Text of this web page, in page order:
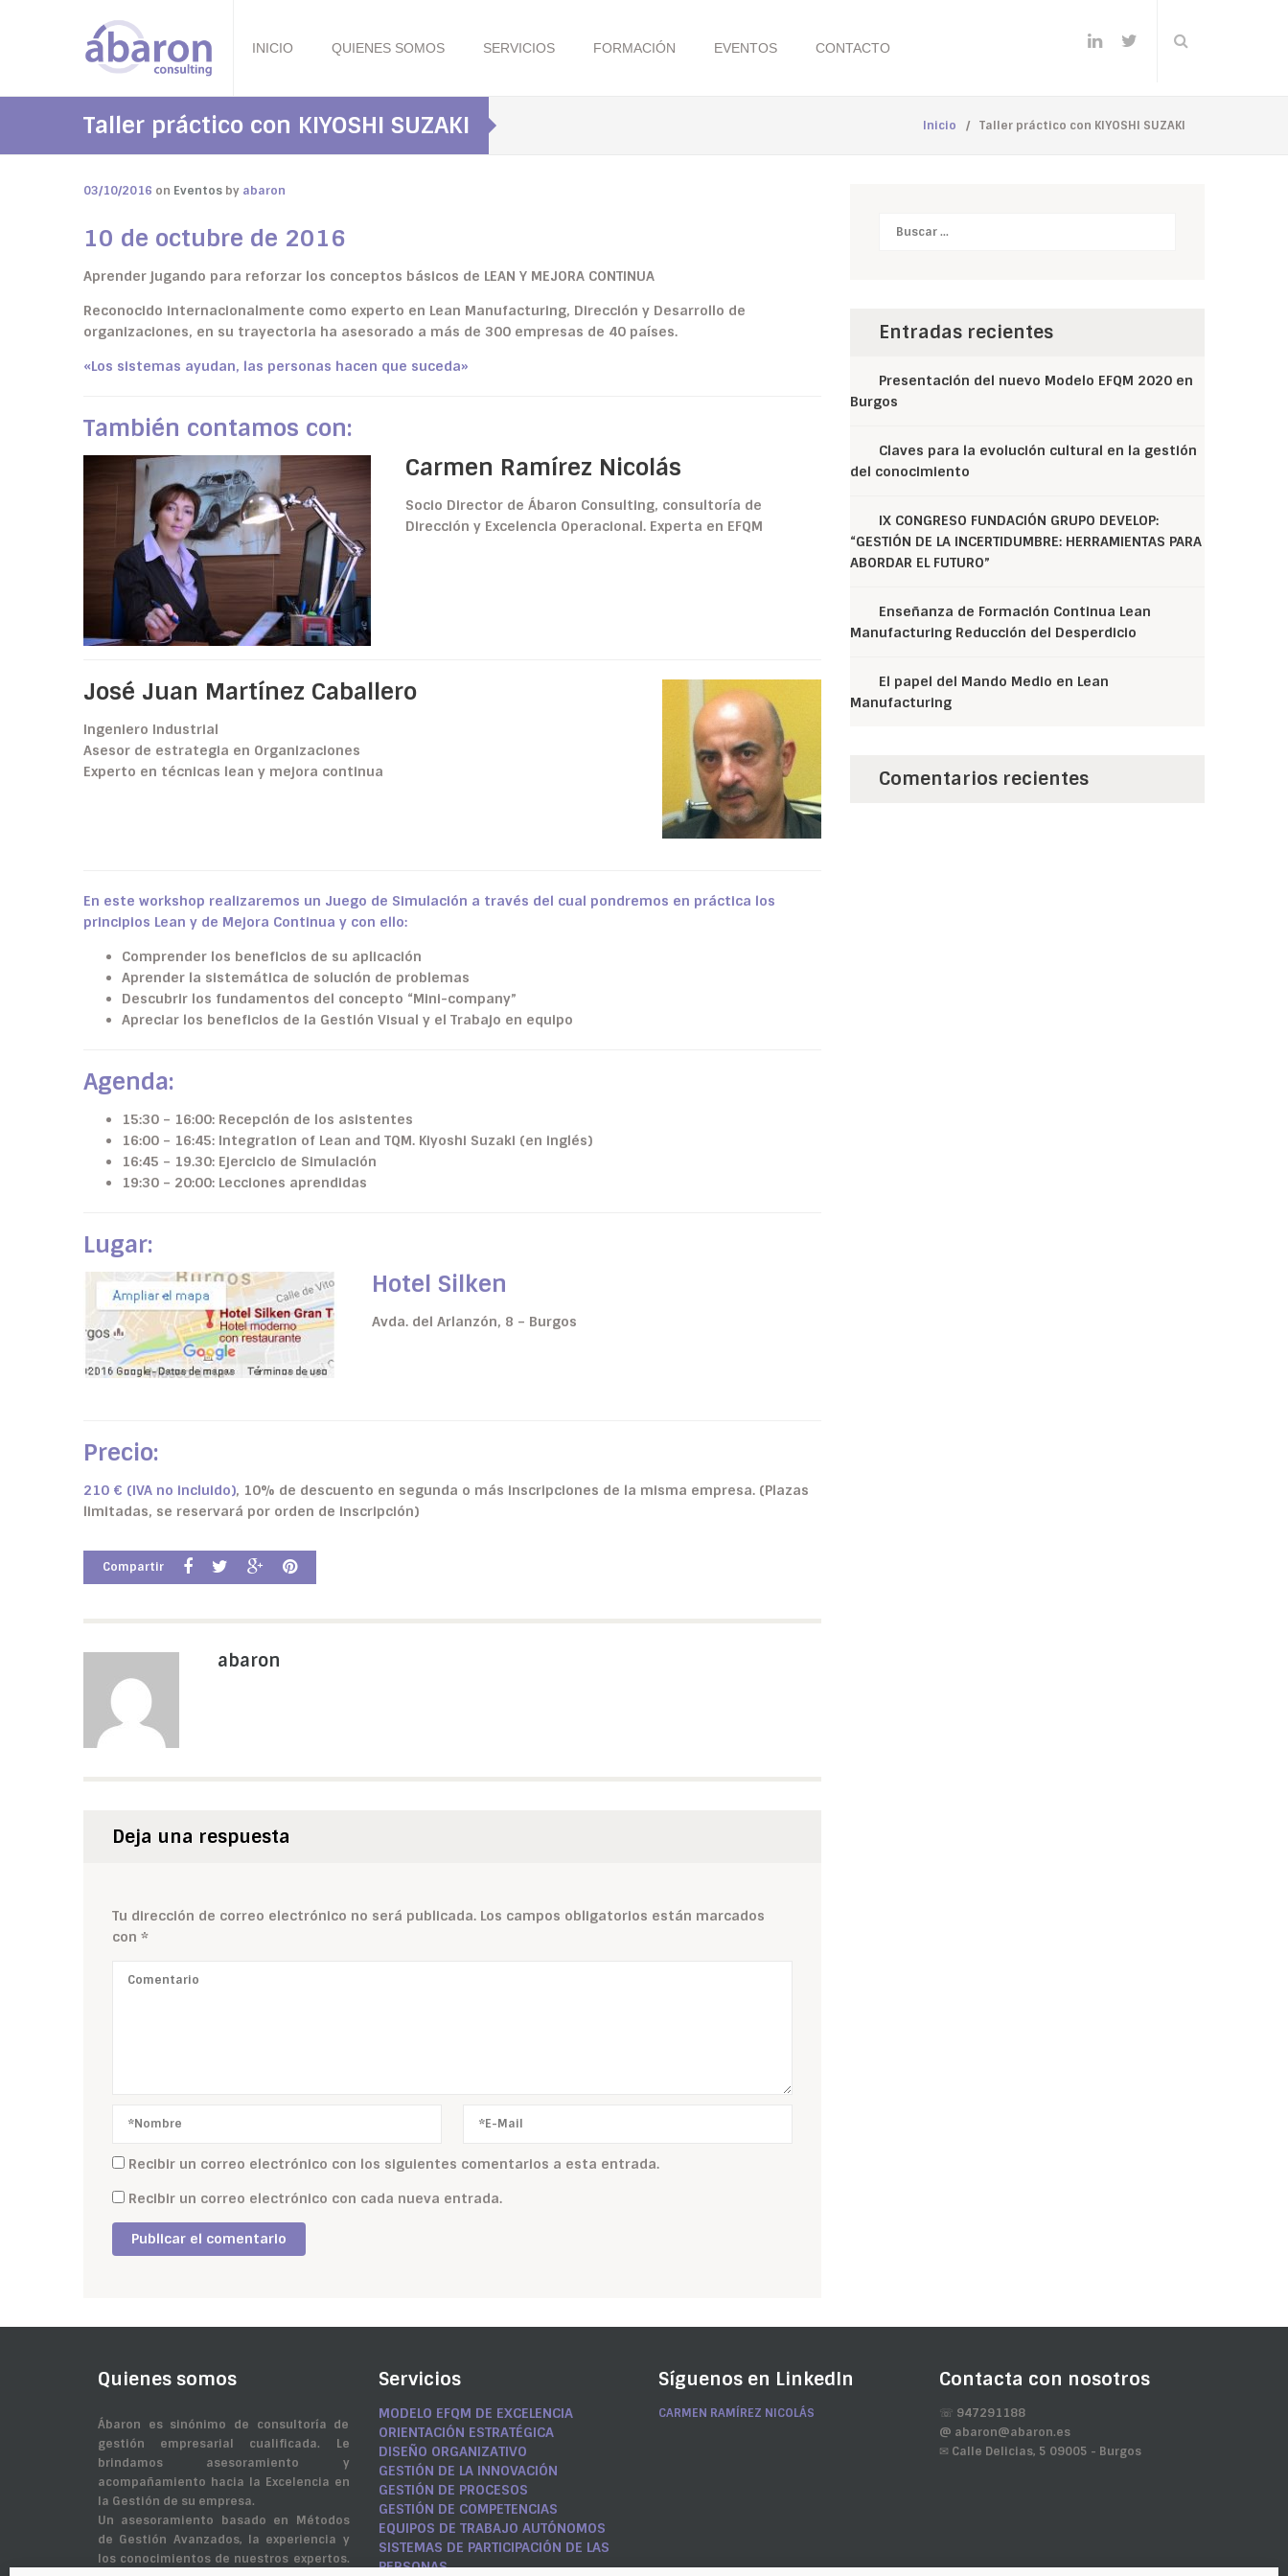
INICIO QUIENES SOMOS SERVICIOS FORMACIÓN EVENTOS CONTACTO
Taller práctico con KIYOSHI SUZAKI Inicio / Taller práctico con KIYOSHI SUZAKI
03/10/2016 on Eventos by abaron
10 de octubre de 2016
Aprender jugando para reforzar los conceptos básicos de LEAN Y MEJORA CONTINUA
Reconocido internacionalmente como experto en Lean Manufacturing, Dirección y Desarrollo de
organizaciones, en su trayectoria ha asesorado a más de 300 empresas de 40 países.
«Los sistemas ayudan, las personas hacen que suceda»
También contamos con:
Carmen Ramírez Nicolás
Socio Director de Ábaron Consulting, consultoría de
Dirección y Excelencia Operacional. Experta en EFQM
José Juan Martínez Caballero
Ingeniero Industrial
Asesor de estrategia en Organizaciones
Experto en técnicas lean y mejora continua
En este workshop realizaremos un Juego de Simulación a través del cual pondremos en práctica los
principios Lean y de Mejora Continua y con ello:
Comprender los beneficios de su aplicación
Aprender la sistemática de solución de problemas
Descubrir los fundamentos del concepto “Mini-company”
Apreciar los beneficios de la Gestión Visual y el Trabajo en equipo
Agenda:
15:30 – 16:00: Recepción de los asistentes
16:00 – 16:45: Integration of Lean and TQM. Kiyoshi Suzaki (en inglés)
16:45 – 19.30: Ejercicio de Simulación
19:30 – 20:00: Lecciones aprendidas
Lugar:
Hotel Silken
Avda. del Arlanzón, 8 – Burgos
Precio:
210 € (IVA no incluido), 10% de descuento en segunda o más inscripciones de la misma empresa. (Plazas
limitadas, se reservará por orden de inscripción)
Compartir
abaron
Deja una respuesta
Tu dirección de correo electrónico no será publicada. Los campos obligatorios están marcados
con *
Recibir un correo electrónico con los siguientes comentarios a esta entrada.
Recibir un correo electrónico con cada nueva entrada.
Entradas recientes
Presentación del nuevo Modelo EFQM 2020 en
Burgos
Claves para la evolución cultural en la gestión
del conocimiento
IX CONGRESO FUNDACIÓN GRUPO DEVELOP:
“GESTIÓN DE LA INCERTIDUMBRE: HERRAMIENTAS PARA
ABORDAR EL FUTURO”
Enseñanza de Formación Continua Lean
Manufacturing Reducción del Desperdicio
El papel del Mando Medio en Lean
Manufacturing
Comentarios recientes
Quienes somos
Ábaron es sinónimo de consultoría de
gestión empresarial cualificada. Le
brindamos asesoramiento y
acompañamiento hacia la Excelencia en
la Gestión de su empresa.
Un asesoramiento basado en Métodos
de Gestión Avanzados, la experiencia y
los conocimientos de nuestros expertos.
Servicios
MODELO EFQM DE EXCELENCIA
ORIENTACIÓN ESTRATÉGICA
DISEÑO ORGANIZATIVO
GESTIÓN DE LA INNOVACIÓN
GESTIÓN DE PROCESOS
GESTIÓN DE COMPETENCIAS
EQUIPOS DE TRABAJO AUTÓNOMOS
SISTEMAS DE PARTICIPACIÓN DE LAS
PERSONAS
Síguenos en LinkedIn
CARMEN RAMÍREZ NICOLÁS
Contacta con nosotros
☏ 947291188
@ abaron@abaron.es
✉ Calle Delicias, 5 09005 - Burgos